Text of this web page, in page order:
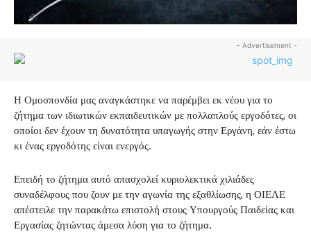
- Advertisement -
Η Ομοσπονδία μας αναγκάστηκε να παρέμβει εκ νέου για το
ζήτημα των ιδιωτικών εκπαιδευτικών με πολλαπλούς εργοδότες, οι
οποίοι δεν έχουν τη δυνατότητα υπαγωγής στην Εργάνη, εάν έστω
κι ένας εργοδότης είναι ενεργός.
Επειδή το ζήτημα αυτό απασχολεί κυριολεκτικά χιλιάδες
συναδέλφους που ζουν με την αγωνία της εξαθλίωσης, η ΟΙΕΛΕ
απέστειλε την παρακάτω επιστολή στους Υπουργούς Παιδείας και
Εργασίας ζητώντας άμεσα λύση για το ζήτημα.